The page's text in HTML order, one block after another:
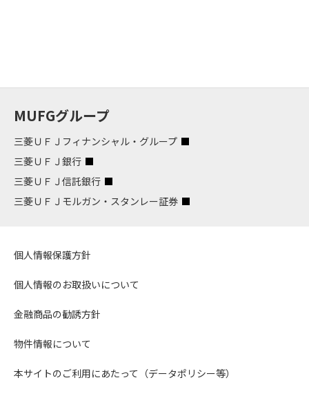
MUFGグループ
三菱ＵＦＪフィナンシャル・グループ
三菱ＵＦＪ銀行
三菱ＵＦＪ信託銀行
三菱ＵＦＪモルガン・スタンレー証券
個人情報保護方針
個人情報のお取扱いについて
金融商品の勧誘方針
物件情報について
本サイトのご利用にあたって（データポリシー等）